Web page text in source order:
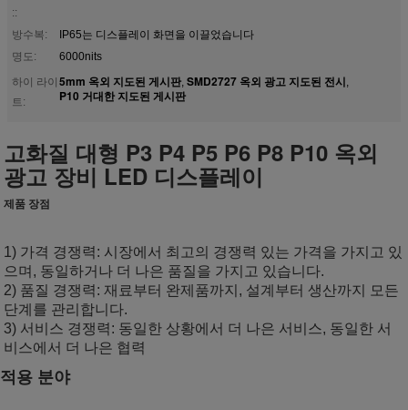
::
방수복:
IP65는 디스플레이 화면을 이끌었습니다
명도:
6000nits
하이 라이
트:
5mm 옥외 지도된 ​​게시판, SMD2727 옥외 광고 지도된 전시,
P10 거대한 지도된 게시판
고화질 대형 P3 P4 P5 P6 P8 P10 옥외
광고 장비 LED 디스플레이
제품 장점
1) 가격 경쟁력: 시장에서 최고의 경쟁력 있는 가격을 가지고 있
으며, 동일하거나 더 나은 품질을 가지고 있습니다.
2) 품질 경쟁력: 재료부터 완제품까지, 설계부터 생산까지 모든
단계를 관리합니다.
3) 서비스 경쟁력: 동일한 상황에서 더 나은 서비스, 동일한 서
비스에서 더 나은 협력
적용 분야